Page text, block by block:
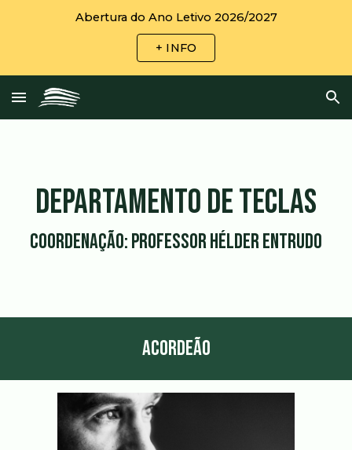
Abertura do Ano Letivo 2026/2027
+ INFO
DEPARTAMENTO DE TECLAS
Coordenação: ProfessorHélder Entrudo
ACORDEÃO